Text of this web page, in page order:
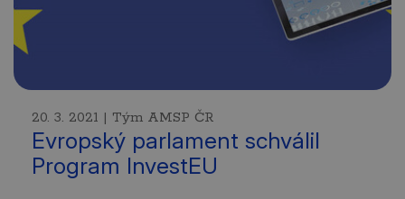
20. 3. 2021 | Tým AMSP ČR
Evropský parlament schválil
Program InvestEU